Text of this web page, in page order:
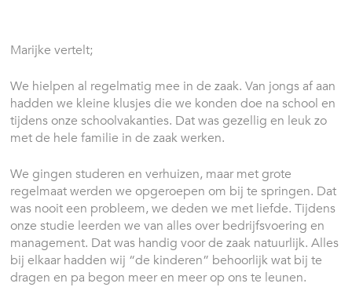
Marijke vertelt;
We hielpen al regelmatig mee in de zaak. Van jongs af aan
hadden we kleine klusjes die we konden doe na school en
tijdens onze schoolvakanties. Dat was gezellig en leuk zo
met de hele familie in de zaak werken.
We gingen studeren en verhuizen, maar met grote
regelmaat werden we opgeroepen om bij te springen. Dat
was nooit een probleem, we deden we met liefde. Tijdens
onze studie leerden we van alles over bedrijfsvoering en
management. Dat was handig voor de zaak natuurlijk. Alles
bij elkaar hadden wij “de kinderen” behoorlijk wat bij te
dragen en pa begon meer en meer op ons te leunen.